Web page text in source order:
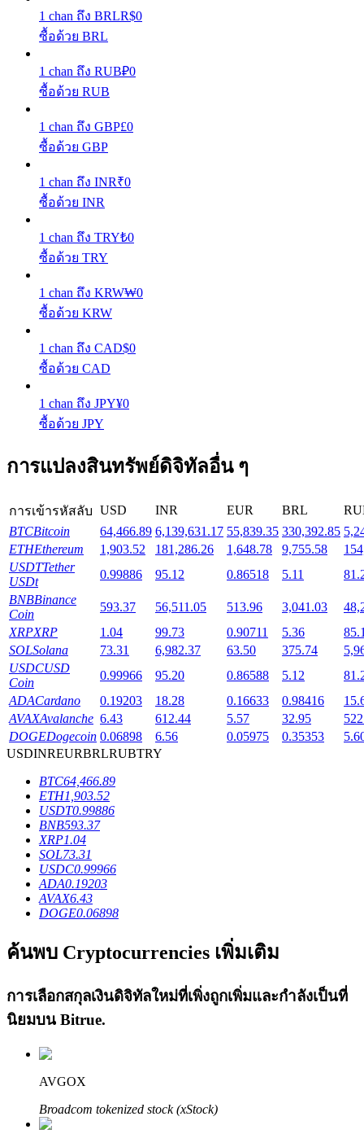
รับรางวัลการแข่งขันทุกวัน
การปักหลัก
ผลตอบแทนสูงและเข้าถึงได้ทันที
Launchpool
การล็อค BTR
การลงทุนพิเศษสำหรับผู้ถือ BTR
เงินกู้
บริการยืมเงินที่ได้รับการสนับสนุนจาก Crypto
ลงทุนอัตโนมัติ
คว้าผลกำไรระยะยาวและผลประโยชน์ที่ยืดหยุ่น
1 chan ถึง BRLR$0
ซื้อด้วย BRL
1 chan ถึง RUB₽0
ซื้อด้วย RUB
1 chan ถึง GBP£0
ซื้อด้วย GBP
1 chan ถึง INR₹0
ซื้อด้วย INR
1 chan ถึง TRY₺0
ซื้อด้วย TRY
1 chan ถึง KRW₩0
ซื้อด้วย KRW
1 chan ถึง CAD$0
ซื้อด้วย CAD
1 chan ถึง JPY¥0
ซื้อด้วย JPY
การแปลงสินทรัพย์ดิจิทัลอื่น ๆ
การเข้ารหัสลับ USD INR EUR BRL
BTCBitcoin 64,466.89 6,139,631.17 55,839.35 330,392.85
ETHEthereum 1,903.52 181,286.26 1,648.78 9,755.58
USDTTether
USDt
0.99886 95.12 0.86518 5.11
BNBBinance
Coin
593.37 56,511.05 513.96 3,041.03
XRPXRP 1.04 99.73 0.90711 5.36
SOLSolana 73.31 6,982.37 63.50 375.74
USDCUSD
Coin
0.99966 95.20 0.86588 5.12
ADACardano 0.19203 18.28 0.16633 0.98416
AVAXAvalanche 6.43 612.44 5.57 32.95
DOGEDogecoin 0.06898 6.56 0.05975 0.35353
USDINREURBRLRUBTRY
BTC64,466.89
ETH1,903.52
USDT0.99886
BNB593.37
XRP1.04
SOL73.31
USDC0.99966
ADA0.19203
AVAX6.43
DOGE0.06898
ค้นพบ Cryptocurrencies เพิ่มเติม
การเลือกสกุลเงินดิจิทัลใหม่ที่เพิ่งถูกเพิ่มและกำลังเป็นที่
นิยมบน Bitrue.
AVGOX
Broadcom tokenized stock (xStock)